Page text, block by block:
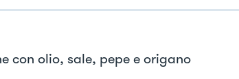
con olio, sale, pepe e origano